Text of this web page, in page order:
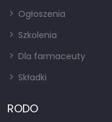
Ogłoszenia
Szkolenia
Dla farmaceuty
Składki
RODO